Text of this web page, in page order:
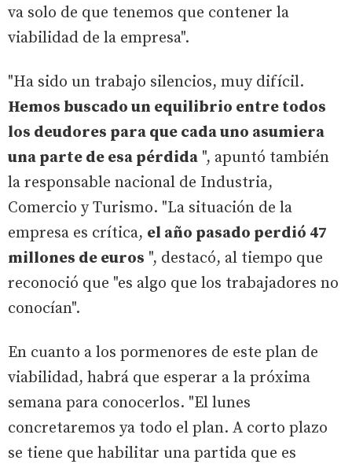
va solo de que tenemos que contener la
viabilidad de la empresa".
"Ha sido un trabajo silencios, muy difícil.
Hemos buscado un equilibrio entre todos
los deudores para que cada uno asumiera
una parte de esa pérdida ", apuntó también
la responsable nacional de Industria,
Comercio y Turismo. "La situación de la
empresa es crítica, el año pasado perdió 47
millones de euros ", destacó, al tiempo que
reconoció que "es algo que los trabajadores no
conocían".
En cuanto a los pormenores de este plan de
viabilidad, habrá que esperar a la próxima
semana para conocerlos. "El lunes
concretaremos ya todo el plan. A corto plazo
se tiene que habilitar una partida que es